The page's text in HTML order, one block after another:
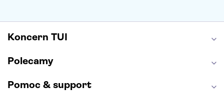
Koncern TUI
Polecamy
Pomoc & support